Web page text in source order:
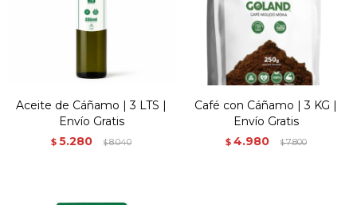
Aceite de Cáñamo | 3 LTS |
Envío Gratis
$ 5.280 $8.040
Café con Cáñamo | 3 KG |
Envío Gratis
$ 4.980 $7.800